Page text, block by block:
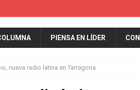
PIENSA EN LÍDER
nueva radio latina en Tarragona